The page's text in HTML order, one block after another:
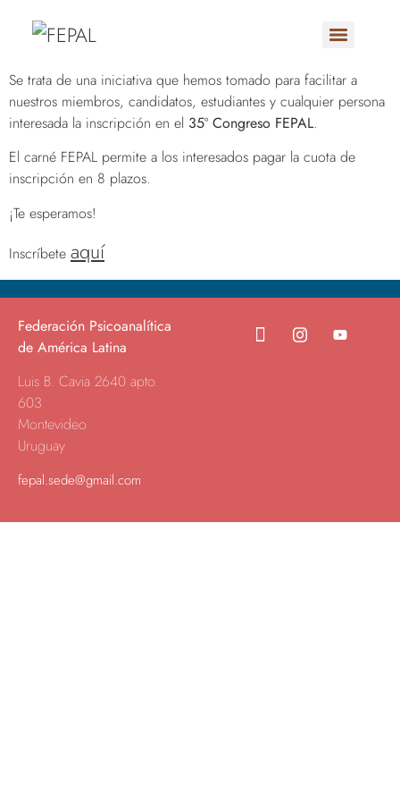
Se trata de una iniciativa que hemos tomado para facilitar a
nuestros miembros, candidatos, estudiantes y cualquier persona
interesada la inscripción en el 35º Congreso FEPAL.
El carné FEPAL permite a los interesados pagar la cuota de
inscripción en 8 plazos.
¡Te esperamos!
Inscríbete aquí
Federación Psicoanalítica
de América Latina
Luis B. Cavia 2640 apto.
603
Montevideo
Uruguay
fepal.sede@gmail.com